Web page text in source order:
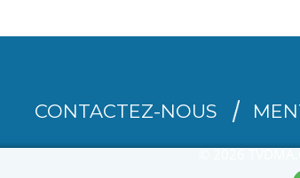
CONTACTEZ-NOUS
© 2026